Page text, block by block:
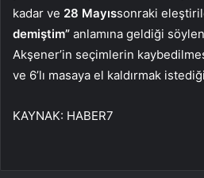
kadar ve 28 Mayıssonraki
demiştim” anlamına geldiği
Akşener’in seçimlerin
ve 6’lı masaya el kaldırmak
KAYNAK: HABER7